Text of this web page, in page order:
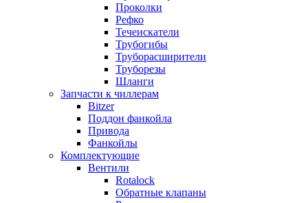
Проколки
Рефко
Течеискатели
Трубогибы
Труборасширители
Труборезы
Шланги
Запчасти к чиллерам
Bitzer
Поддон фанкойла
Привода
Фанкойлы
Комплектующие
Вентили
Rotalock
Обратные клапаны